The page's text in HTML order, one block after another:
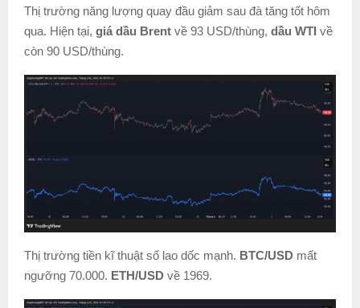
Thị trường năng lượng quay đầu giảm sau đà tăng tốt hôm
qua. Hiện tại, giá dầu Brent về 93 USD/thùng, dầu WTI về
còn 90 USD/thùng.
Thị trường tiền kĩ thuật số lao dốc mạnh. BTC/USD mất
ngưỡng 70.000. ETH/USD về 1969.